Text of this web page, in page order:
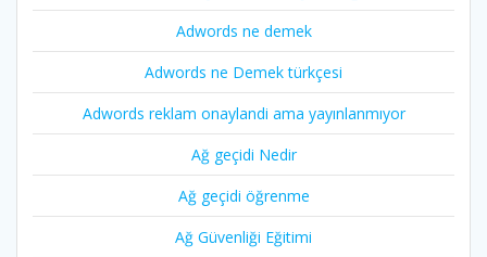
Adwords ne demek
Adwords ne Demek türkçesi
Adwords reklam onaylandi ama yayınlanmıyor
Ağ geçidi Nedir
Ağ geçidi öğrenme
Ağ Güvenliği Eğitimi